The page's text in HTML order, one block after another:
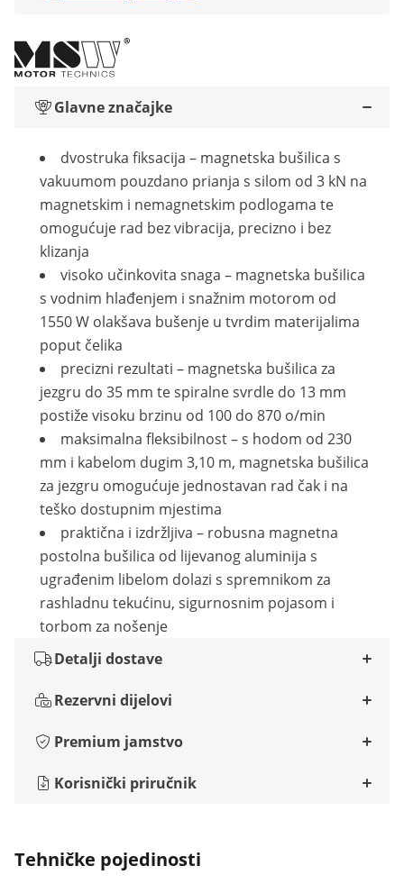
Glavne značajke
dvostruka fiksacija – magnetska bušilica s
vakuumom pouzdano prianja s silom od 3 kN na
magnetskim i nemagnetskim podlogama te
omogućuje rad bez vibracija, precizno i bez
klizanja
visoko učinkovita snaga – magnetska bušilica
s vodnim hlađenjem i snažnim motorom od
1550 W olakšava bušenje u tvrdim materijalima
poput čelika
precizni rezultati – magnetska bušilica za
jezgru do 35 mm te spiralne svrdle do 13 mm
postiže visoku brzinu od 100 do 870 o/min
maksimalna fleksibilnost – s hodom od 230
mm i kabelom dugim 3,10 m, magnetska bušilica
za jezgru omogućuje jednostavan rad čak i na
teško dostupnim mjestima
praktična i izdržljiva – robusna magnetna
postolna bušilica od lijevanog aluminija s
ugrađenim libelom dolazi s spremnikom za
rashladnu tekućinu, sigurnosnim pojasom i
torbom za nošenje
Detalji dostave
Rezervni dijelovi
Premium jamstvo
Korisnički priručnik
Tehničke pojedinosti